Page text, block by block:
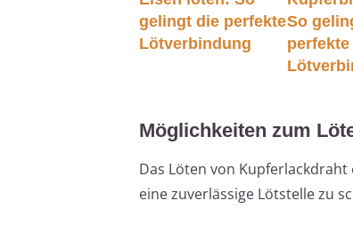
gelingt die perfekte
Lötverbindung
So
perfekte
Möglichkeiten zum
Das Löten von
eine zuverlässige Lötstelle zu